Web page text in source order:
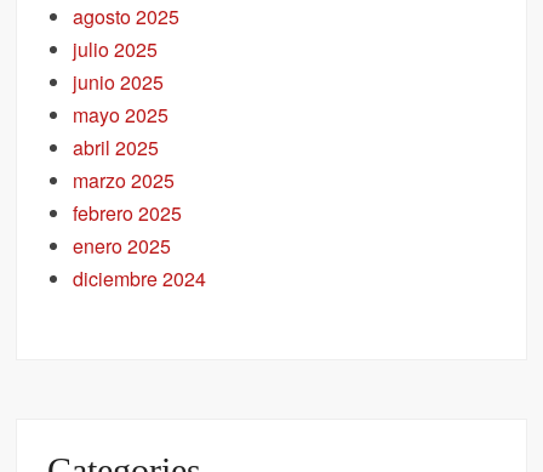
agosto 2025
julio 2025
junio 2025
mayo 2025
abril 2025
marzo 2025
febrero 2025
enero 2025
diciembre 2024